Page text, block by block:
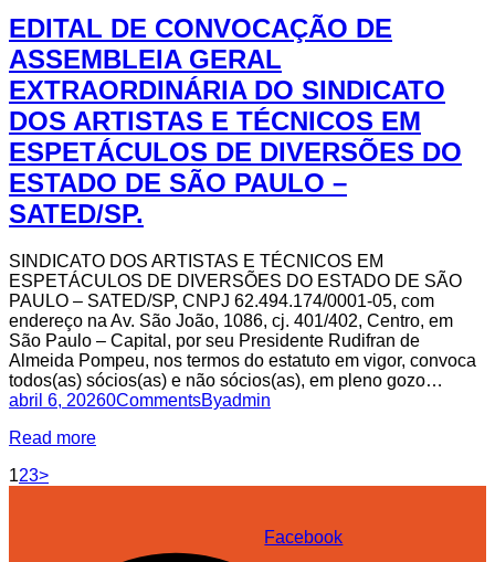
EDITAL DE CONVOCAÇÃO DE
ASSEMBLEIA GERAL
EXTRAORDINÁRIA DO SINDICATO
DOS ARTISTAS E TÉCNICOS EM
ESPETÁCULOS DE DIVERSÕES DO
ESTADO DE SÃO PAULO –
SATED/SP.
SINDICATO DOS ARTISTAS E TÉCNICOS EM
ESPETÁCULOS DE DIVERSÕES DO ESTADO DE SÃO
PAULO – SATED/SP, CNPJ 62.494.174/0001-05, com
endereço na Av. São João, 1086, cj. 401/402, Centro, em
São Paulo – Capital, por seu Presidente Rudifran de
Almeida Pompeu, nos termos do estatuto em vigor, convoca
todos(as) sócios(as) e não sócios(as), em pleno gozo…
abril 6, 20260CommentsByadmin
Read more
Paginação
Page
1Page
2Page
3>
Facebook